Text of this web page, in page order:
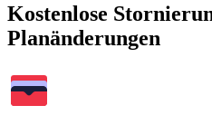
Kostenlose
Planänderungen